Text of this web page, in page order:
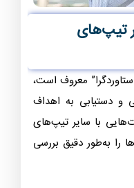
۳ با سایر تیپ‌های
“دستاوردگرا” معروف است،
و دستیابی به اهداف
با سایر تیپ‌های
را به‌طور دقیق بررسی